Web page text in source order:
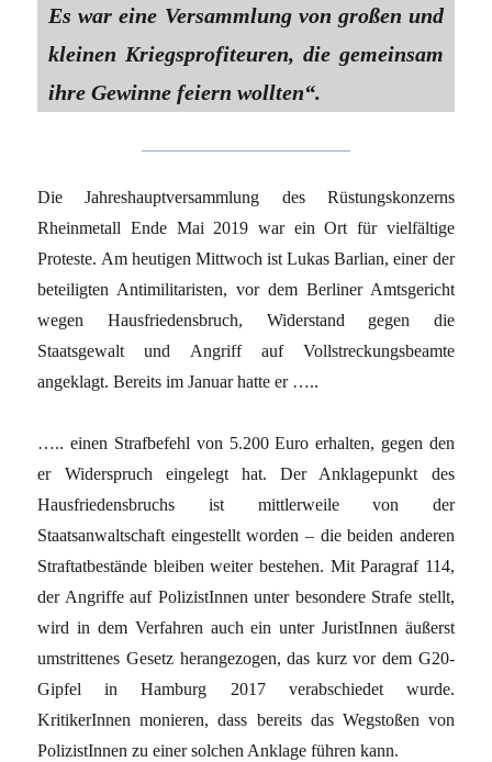
Es war eine Versammlung von großen und
kleinen Kriegsprofiteuren, die gemeinsam
ihre Gewinne feiern wollten“.
Die Jahreshauptversammlung des Rüstungskonzerns
Rheinmetall Ende Mai 2019 war ein Ort für vielfältige
Proteste. Am heutigen Mittwoch ist Lukas Barlian, einer der
beteiligten Antimilitaristen, vor dem Berliner Amtsgericht
wegen Hausfriedensbruch, Widerstand gegen die
Staatsgewalt und Angriff auf Vollstreckungsbeamte
angeklagt. Bereits im Januar hatte er …..
….. einen Strafbefehl von 5.200 Euro erhalten, gegen den
er Widerspruch eingelegt hat. Der Anklagepunkt des
Hausfriedensbruchs ist mittlerweile von der
Staatsanwaltschaft eingestellt worden – die beiden anderen
Straftatbestände bleiben weiter bestehen. Mit Paragraf 114,
der Angriffe auf PolizistInnen unter besondere Strafe stellt,
wird in dem Verfahren auch ein unter JuristInnen äußerst
umstrittenes Gesetz herangezogen, das kurz vor dem G20-
Gipfel in Hamburg 2017 verabschiedet wurde.
KritikerInnen monieren, dass bereits das Wegstoßen von
PolizistInnen zu einer solchen Anklage führen kann.